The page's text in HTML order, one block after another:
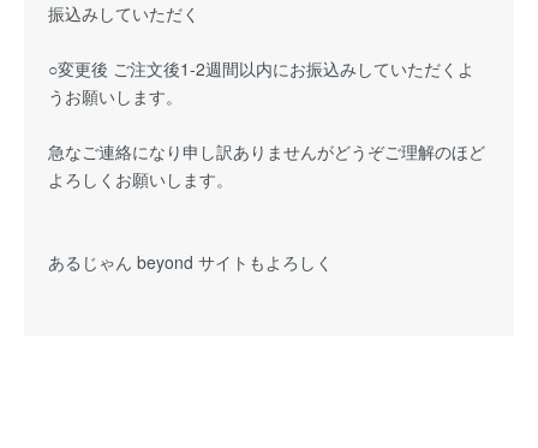
振込みしていただく
○変更後 ご注文後1-2週間以内にお振込みしていただくよ
うお願いします。
急なご連絡になり申し訳ありませんがどうぞご理解のほど
よろしくお願いします。
あるじゃん beyond サイトもよろしく